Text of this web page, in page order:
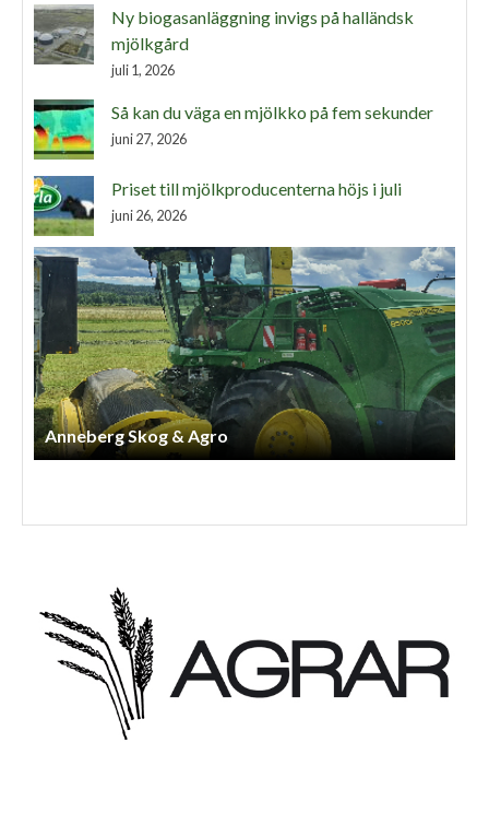
Ny biogasanläggning invigs på halländsk
mjölkgård
juli 1, 2026
Så kan du väga en mjölkko på fem sekunder
juni 27, 2026
Priset till mjölkproducenterna höjs i juli
juni 26, 2026
Anneberg Skog & Agro